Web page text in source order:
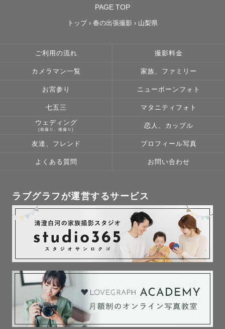
PAGE TOP
トップ › 春の出張撮影 › 山梨県
ご利用の流れ 撮影料金
カメラマン一覧 家族、ファミリー
お宮参り ニューボーンフォト
七五三 マタニティフォト
ウェディング
(前撮り、後撮り)
恋人、カップル
友達、フレンド プロフィール写真
よくある質問 お問い合わせ
ラブグラフが運営するサービス